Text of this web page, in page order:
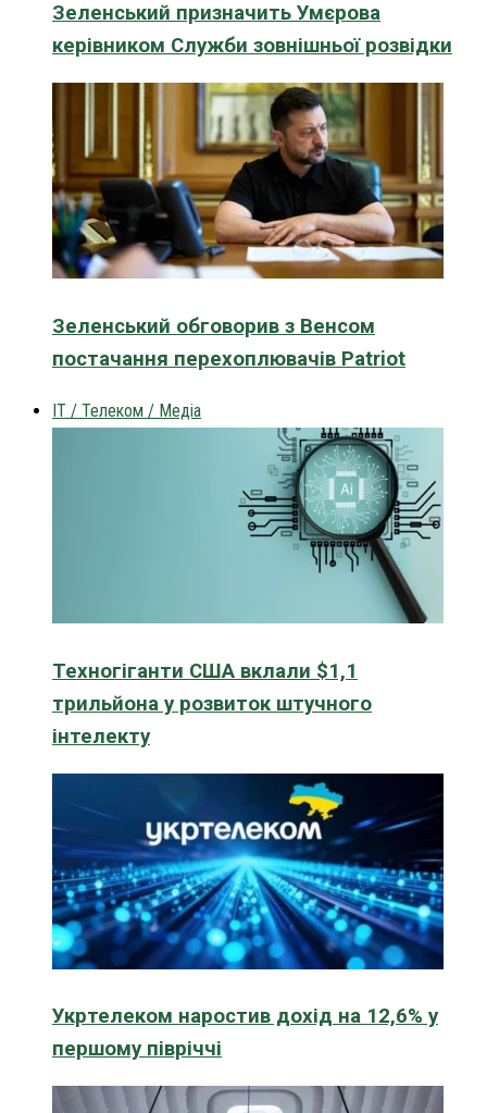
Зеленський призначить Умєрова
керівником Служби зовнішньої розвідки
Зеленський обговорив з Венсом
постачання перехоплювачів Patriot
IT / Телеком / Медіа
Техногіганти США вклали $1,1
трильйона у розвиток штучного
інтелекту
Укртелеком наростив дохід на 12,6% у
першому півріччі